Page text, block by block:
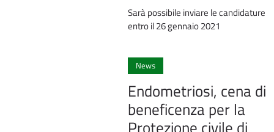
Sarà possibile inviare le candidature
entro il 26 gennaio 2021
News
Endometriosi, cena di
beneficenza per la